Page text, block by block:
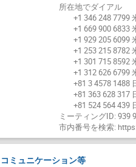
所在地でダイアル
+1 346 248 7799
+1 669 900 6833
+1 929 205 6099
+1 253 215 8782
+1 301 715 8592
+1 312 626 6799
+81 3 4578 1488
+81 363 628 317
+81 524 564 439
ミーティングID: 939
市内番号を検索:
コミュニケーション等